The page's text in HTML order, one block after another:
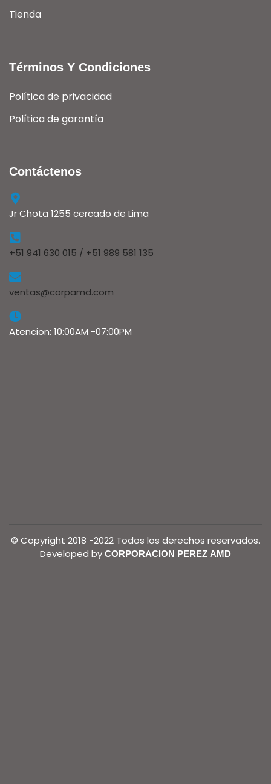
Tienda
Términos Y Condiciones
Política de privacidad
Política de garantía
Contáctenos
Jr Chota 1255 cercado de Lima
+51 941 630 015 / +51 989 581 135
ventas@corpamd.com
Atencion: 10:00AM -07:00PM
© Copyright 2018 -2022 Todos los derechos reservados.
Developed by CORPORACION PEREZ AMD